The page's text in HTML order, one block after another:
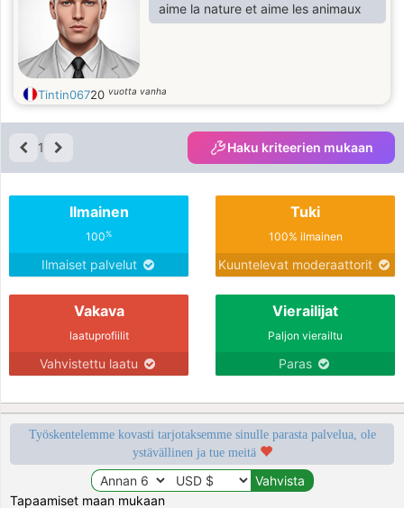
aime la nature et aime les animaux
Tintin06720 vuotta vanha
1 Haku kriteerien mukaan
Ilmainen
100%
Ilmaiset palvelut
Tuki
100% ilmainen
Kuuntelevat moderaattorit
Vakava
laatuprofiilit
Vahvistettu laatu
Vierailijat
Paljon vierailtu
Paras
Työskentelemme kovasti tarjotaksemme sinulle parasta palvelua, ole
ystävällinen ja tue meitä
Tapaamiset maan mukaan